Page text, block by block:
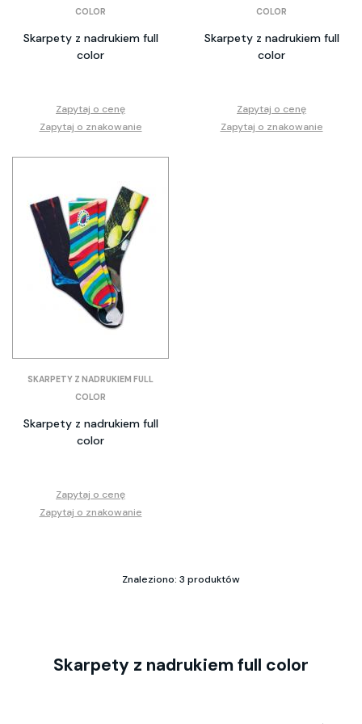
COLOR
Skarpety z nadrukiem full
color
Zapytaj o cenę
Zapytaj o znakowanie
COLOR
Skarpety z nadrukiem full
color
Zapytaj o cenę
Zapytaj o znakowanie
SKARPETY Z NADRUKIEM FULL
COLOR
Skarpety z nadrukiem full
color
Zapytaj o cenę
Zapytaj o znakowanie
Znaleziono: 3 produktów
Skarpety z nadrukiem full color